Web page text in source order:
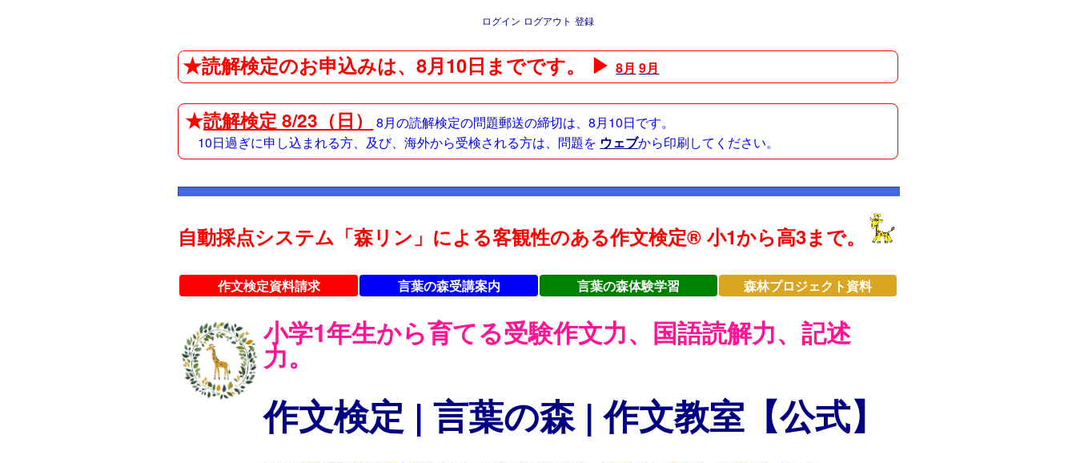
ログイン ログアウト 登録
★読解検定のお申込みは、8月10日までです。 ▶8月 9月
★読解検定 8/23（日）
8月の読解検定の問題郵送の締切は、8月10日です。
10日過ぎに申し込まれる方、及び、海外から受検される方は、問題を ウェブから印刷してください。
自動採点システム「森リン」による客観性のある作文検定® 小1から高3まで。
作文検定資料請求 言葉の森受講案内 言葉の森体験学習 森林プロジェクト資料
小学1年生から育てる受験作文力、国語読解力、記述
力。
作文検定 | 言葉の森 | 作文教室【公式】